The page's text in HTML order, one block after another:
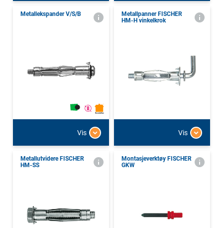
Metallekspander V/S/B
Vis
Metallpanner FISCHER
HM-H vinkelkrok
Vis
Metallutvidere FISCHER
HM-SS
Montasjeverktøy FISCHER
GKW